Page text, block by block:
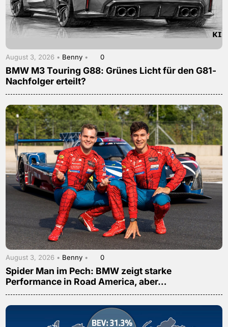
August 3, 2026 • Benny • 0
BMW M3 Touring G88: Grünes Licht für den G81-
Nachfolger erteilt?
August 3, 2026 • Benny • 0
Spider Man im Pech: BMW zeigt starke
Performance in Road America, aber…